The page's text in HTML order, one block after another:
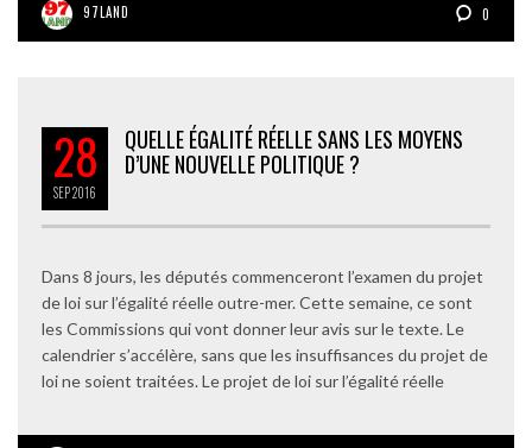
97LAND 0
28
SEP2016
QUELLE ÉGALITÉ RÉELLE SANS LES MOYENS
D’UNE NOUVELLE POLITIQUE ?
Dans 8 jours, les députés commenceront l’examen du projet
de loi sur l’égalité réelle outre-mer. Cette semaine, ce sont
les Commissions qui vont donner leur avis sur le texte. Le
calendrier s’accélère, sans que les insuffisances du projet de
loi ne soient traitées. Le projet de loi sur l’égalité réelle